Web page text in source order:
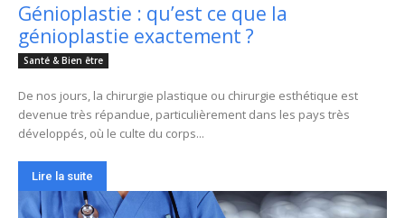
Génioplastie : qu’est ce que la
génioplastie exactement ?
Santé & Bien être
De nos jours, la chirurgie plastique ou chirurgie esthétique est
devenue très répandue, particulièrement dans les pays très
développés, où le culte du corps...
Lire la suite